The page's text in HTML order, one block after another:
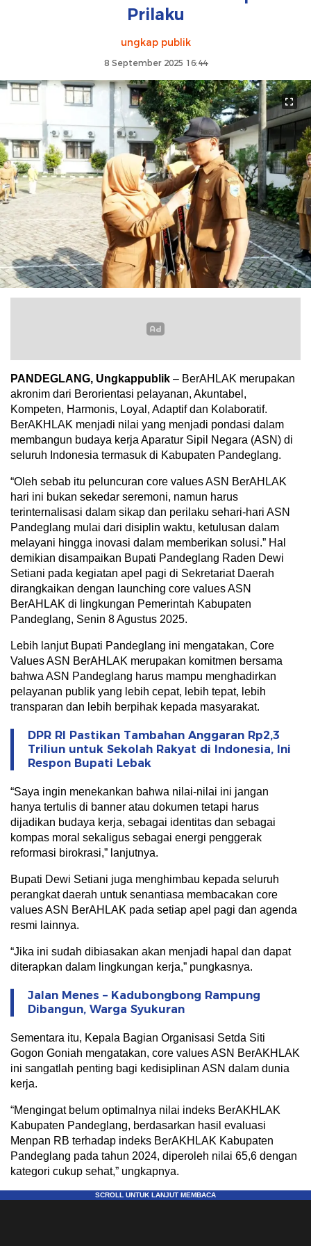
Prilaku
ungkap publik
8 September 2025 16:44
PANDEGLANG, Ungkappublik – BerAHLAK merupakan
akronim dari Berorientasi pelayanan, Akuntabel,
Kompeten, Harmonis, Loyal, Adaptif dan Kolaboratif.
BerAKHLAK menjadi nilai yang menjadi pondasi dalam
membangun budaya kerja Aparatur Sipil Negara (ASN) di
seluruh Indonesia termasuk di Kabupaten Pandeglang.
“Oleh sebab itu peluncuran core values ASN BerAHLAK
hari ini bukan sekedar seremoni, namun harus
terinternalisasi dalam sikap dan perilaku sehari-hari ASN
Pandeglang mulai dari disiplin waktu, ketulusan dalam
melayani hingga inovasi dalam memberikan solusi.” Hal
demikian disampaikan Bupati Pandeglang Raden Dewi
Setiani pada kegiatan apel pagi di Sekretariat Daerah
dirangkaikan dengan launching core values ASN
BerAHLAK di lingkungan Pemerintah Kabupaten
Pandeglang, Senin 8 Agustus 2025.
Lebih lanjut Bupati Pandeglang ini mengatakan, Core
Values ASN BerAHLAK merupakan komitmen bersama
bahwa ASN Pandeglang harus mampu menghadirkan
pelayanan publik yang lebih cepat, lebih tepat, lebih
transparan dan lebih berpihak kepada masyarakat.
DPR RI Pastikan Tambahan Anggaran Rp2,3
Triliun untuk Sekolah Rakyat di Indonesia, Ini
Respon Bupati Lebak
“Saya ingin menekankan bahwa nilai-nilai ini jangan
hanya tertulis di banner atau dokumen tetapi harus
dijadikan budaya kerja, sebagai identitas dan sebagai
kompas moral sekaligus sebagai energi penggerak
reformasi birokrasi,” lanjutnya.
Bupati Dewi Setiani juga menghimbau kepada seluruh
perangkat daerah untuk senantiasa membacakan core
values ASN BerAHLAK pada setiap apel pagi dan agenda
resmi lainnya.
“Jika ini sudah dibiasakan akan menjadi hapal dan dapat
diterapkan dalam lingkungan kerja,” pungkasnya.
Jalan Menes – Kadubongbong Rampung
Dibangun, Warga Syukuran
Sementara itu, Kepala Bagian Organisasi Setda Siti
Gogon Goniah mengatakan, core values ASN BerAKHLAK
ini sangatlah penting bagi kedisiplinan ASN dalam dunia
kerja.
“Mengingat belum optimalnya nilai indeks BerAKHLAK
Kabupaten Pandeglang, berdasarkan hasil evaluasi
Menpan RB terhadap indeks BerAKHLAK Kabupaten
Pandeglang pada tahun 2024, diperoleh nilai 65,6 dengan
kategori cukup sehat,” ungkapnya.